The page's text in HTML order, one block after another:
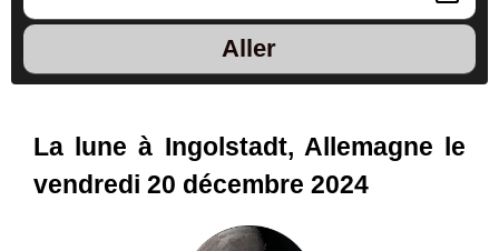
Aller
La lune à Ingolstadt, Allemagne le
vendredi 20 décembre 2024